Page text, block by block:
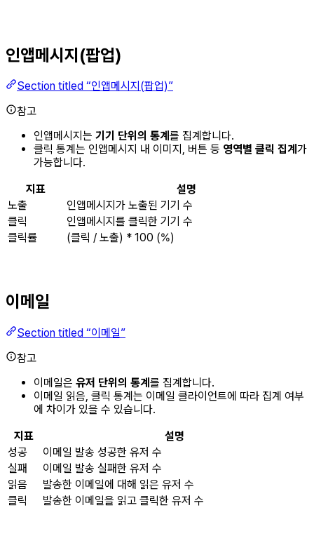
인앱메시지(팝업)
Section titled “인앱메시지(팝업)”
참고
인앱메시지는 기기 단위의 통계 를 집계합니다.
클릭 통계는 인앱메시지 내 이미지, 버튼 등 영역별 클릭 집계 가
가능합니다.
지표
설명
노출
인앱메시지가 노출된 기기 수
클릭
인앱메시지를 클릭한 기기 수
클릭률
(클릭 / 노출) * 100 (%)
이메일
Section titled “이메일”
참고
이메일은 유저 단위의 통계 를 집계합니다.
이메일 읽음, 클릭 통계는 이메일 클라이언트에 따라 집계 여부
에 차이가 있을 수 있습니다.
지표
설명
성공
이메일 발송 성공한 유저 수
실패
이메일 발송 실패한 유저 수
읽음
발송한 이메일에 대해 읽은 유저 수
클릭
발송한 이메일을 읽고 클릭한 유저 수